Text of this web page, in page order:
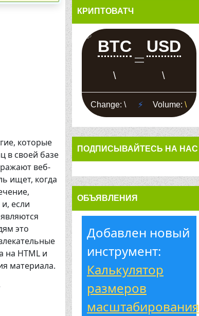
которые
в своей базе
веб-
ищет, когда
если
это
на HTML и
материала.
КРИПТОВАТЧ
ПОДПИСЫВАЙТЕСЬ НА НАС
ОБЪЯВЛЕНИЯ
Добавлен новый
инструмент:
Калькулятор
размеров
масштабирования